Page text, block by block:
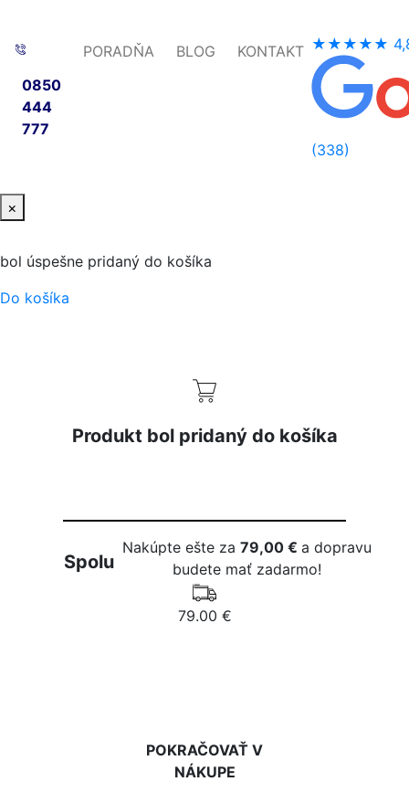
0850
444
777
PORADŇA BLOG KONTAKT ★★★★★
(338)
×
bol úspešne pridaný do košíka
Do košíka
Produkt bol pridaný do košíka
Spolu
Nakúpte ešte za79,00 €a dopravu
budete mať zadarmo!
79.00 €
POKRAČOVAŤ V
NÁKUPE